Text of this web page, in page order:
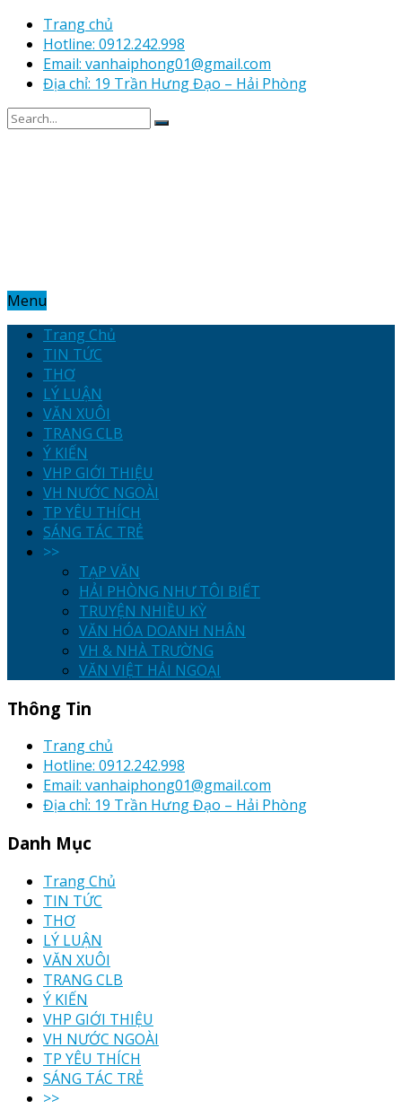
Trang chủ
Hotline: 0912.242.998
Email: vanhaiphong01@gmail.com
Địa chỉ: 19 Trần Hưng Đạo – Hải Phòng
Menu
Trang Chủ
TIN TỨC
THƠ
LÝ LUẬN
VĂN XUÔI
TRANG CLB
Ý KIẾN
VHP GIỚI THIỆU
VH NƯỚC NGOÀI
TP YÊU THÍCH
SÁNG TÁC TRẺ
>>
TẠP VĂN
HẢI PHÒNG NHƯ TÔI BIẾT
TRUYỆN NHIỀU KỲ
VĂN HÓA DOANH NHÂN
VH & NHÀ TRƯỜNG
VĂN VIỆT HẢI NGOẠI
Thông Tin
Trang chủ
Hotline: 0912.242.998
Email: vanhaiphong01@gmail.com
Địa chỉ: 19 Trần Hưng Đạo – Hải Phòng
Danh Mục
Trang Chủ
TIN TỨC
THƠ
LÝ LUẬN
VĂN XUÔI
TRANG CLB
Ý KIẾN
VHP GIỚI THIỆU
VH NƯỚC NGOÀI
TP YÊU THÍCH
SÁNG TÁC TRẺ
>>